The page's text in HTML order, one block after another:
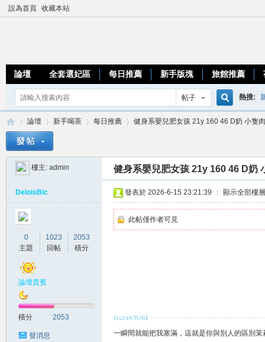
設為首頁 收藏本站
論壇 全套選妃區 每日推薦 新手版塊 旅館推薦
帖子
索
熱搜:
優質台
»
論壇
›
新手喝茶 每日推薦
›
健身系嬰兒肥女孩 21y 160 46 D奶 小隻
樓主: admin 健身系嬰兒肥女孩 21y 160 46 D奶
DeloisBic
0
主題
1023
回帖
2053
積分
論壇貴賓
積分 2053
發消息
發表於 2026-6-15 23:21:39 顯示全部樓層
此帖僅作者可見
一瞬間就能把我塞滿，這就是你與別人的區別茉